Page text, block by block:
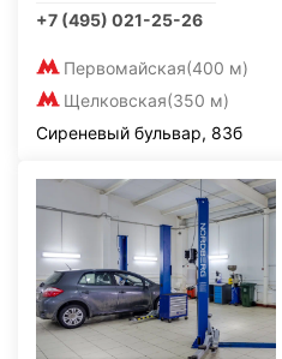
+7 (495) 021-25-26
Первомайская(400 м)
Щелковская(350 м)
Сиреневый бульвар, 83б